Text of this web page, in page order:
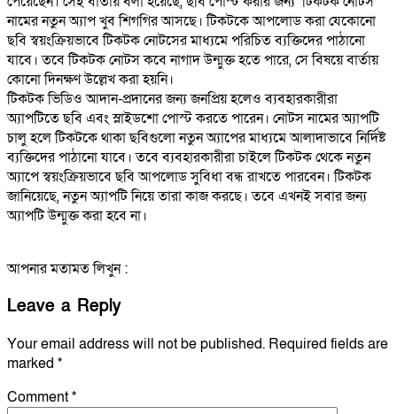
নামের নতুন অ্যাপ খুব শিগগির আসছে। টিকটকে আপলোড করা যেকোনো
ছবি স্বয়ংক্রিয়ভাবে টিকটক নোটসের মাধ্যমে পরিচিত ব্যক্তিদের পাঠানো
যাবে। তবে টিকটক নোটস কবে নাগাদ উন্মুক্ত হতে পারে, সে বিষয়ে বার্তায়
কোনো দিনক্ষণ উল্লেখ করা হয়নি।
টিকটক ভিডিও আদান-প্রদানের জন্য জনপ্রিয় হলেও ব্যবহারকারীরা
অ্যাপটিতে ছবি এবং স্লাইডশো পোস্ট করতে পারেন। নোটস নামের অ্যাপটি
চালু হলে টিকটকে থাকা ছবিগুলো নতুন অ্যাপের মাধ্যমে আলাদাভাবে নির্দিষ্ট
ব্যক্তিদের পাঠানো যাবে। তবে ব্যবহারকারীরা চাইলে টিকটক থেকে নতুন
অ্যাপে স্বয়ংক্রিয়ভাবে ছবি আপলোড সুবিধা বন্ধ রাখতে পারবেন। টিকটক
জানিয়েছে, নতুন অ্যাপটি নিয়ে তারা কাজ করছে। তবে এখনই সবার জন্য
অ্যাপটি উন্মুক্ত করা হবে না।
আপনার মতামত লিখুন :
Leave a Reply
Your email address will not be published. Required fields are
marked *
Comment*